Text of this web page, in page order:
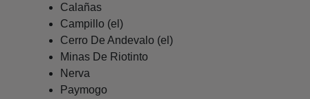
Calañas
Campillo (el)
Cerro De Andevalo (el)
Minas De Riotinto
Nerva
Paymogo